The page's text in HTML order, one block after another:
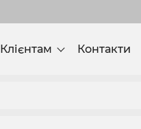
Клієнтам Контакти